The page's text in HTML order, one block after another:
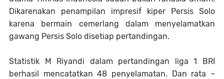
Dikarenakan penampilan impresif kiper Persis Solo
karena bermain cemerlang dalam menyelamatkan
gawang Persis Solo disetiap pertandingan.
Statistik M Riyandi dalam pertandingan liga 1 BRI
berhasil mencatatkan 48 penyelamatan. Dan rata –